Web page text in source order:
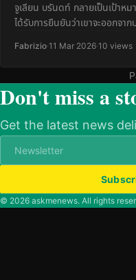
จูเลียน บรันดท์ กลายเป็นเป้าหม
ได้รับการยืนยันว่าเขาจะออกจา
Fabrizio·11 Mar 2026·10 views
Don't miss a
Get the latest news
© 2026 askmenews. All rights